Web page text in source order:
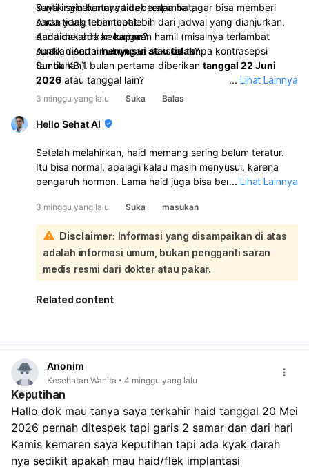
suntik sebelumnya tidak terlambat,
Anda tidak terlambat lebih dari jadwal yang dianjurkan,
dan tidak ada kecurigaan hamil (misalnya terlambat
suntik disertai hubungan seksual tanpa kontrasepsi
tambahan).
Saya ingin bertanya beberapa hal agar bisa memberi
saran yang lebih tepat:
Anda melahirkankapan?
Apakah Andamenyusui atau tidak?
Suntik KB 1 bulan pertama diberikan tanggal 22 Juni
2026 atau tanggal lain?
Kapan jadwal suntik berikutnya?
... Lihat Lainnya
3 minggu yang lalu Suka Balas
Hello Sehat AI
Setelah melahirkan, haid memang sering belum teratur.
Itu bisa normal, apalagi kalau masih menyusui, karena
pengaruh hormon. Lama haid juga bisa berubah, jadi 3
Kalau kemarin telat 3 bulan lalu haid tanggal 22 Juni dan
langsung suntik KB 1 bulan, umumnya boleh saja. Suntik
KB 1 bulan juga bisa membuat haid jadi tidak teratur, lebih
pendek, lebih lama, atau bahkan tidak haid sama sekali.
Kalau sudah waktunya suntik lagi dan sedang tidak haid,
biasanya tetap boleh lanjut suntik KB 1 bulan lagi, asalkan
tidak ada kemungkinan hamil dan jadwal suntiknya tidak
lebih dari 3 bulan, atau ada nyeri hebat, perdarahan
periksa ke dokter kandungan.
... Lihat Lainnya
3 minggu yang lalu Suka masukan
Disclaimer: Informasi yang disampaikan di atas
adalah informasi umum, bukan pengganti saran
medis resmi dari dokter atau pakar.
Related content
Anonim
Kesehatan Wanita 4 minggu yang lalu
Keputihan
Hallo dok mau tanya saya terkahir haid tanggal 20 Mei
2026 pernah ditespek tapi garis 2 samar dan dari hari
Kamis kemaren saya keputihan tapi ada kyak darah
nya sedikit apakah mau haid/flek implantasi